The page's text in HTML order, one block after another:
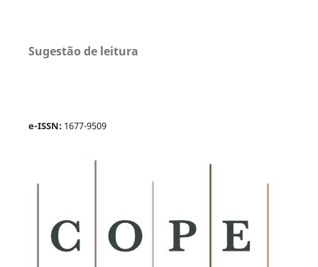
Sugestão de leitura
e-ISSN: 1677-9509